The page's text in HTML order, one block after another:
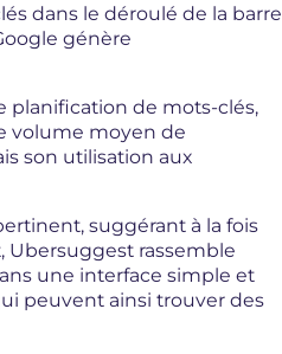
dans le déroulé de la barre
génère
planification de mots-clés,
volume moyen de
son utilisation aux
suggérant à la fois
Ubersuggest rassemble
une interface simple et
peuvent ainsi trouver des